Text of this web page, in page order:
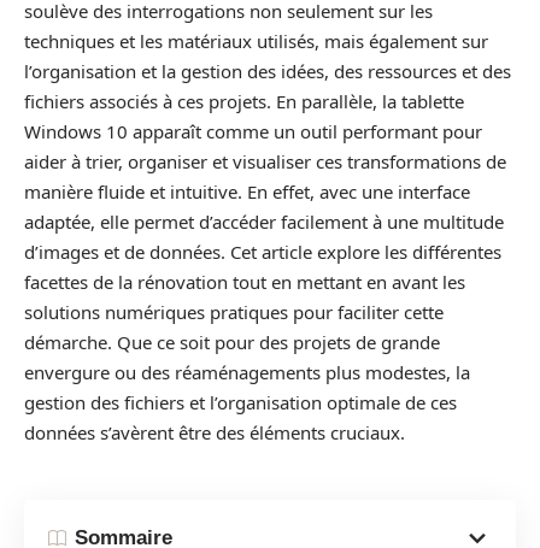
soulève des interrogations non seulement sur les
techniques et les matériaux utilisés, mais également sur
l’organisation et la gestion des idées, des ressources et des
fichiers associés à ces projets. En parallèle, la tablette
Windows 10 apparaît comme un outil performant pour
aider à trier, organiser et visualiser ces transformations de
manière fluide et intuitive. En effet, avec une interface
adaptée, elle permet d’accéder facilement à une multitude
d’images et de données. Cet article explore les différentes
facettes de la rénovation tout en mettant en avant les
solutions numériques pratiques pour faciliter cette
démarche. Que ce soit pour des projets de grande
envergure ou des réaménagements plus modestes, la
gestion des fichiers et l’organisation optimale de ces
données s’avèrent être des éléments cruciaux.
Sommaire